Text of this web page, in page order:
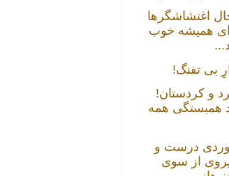
اغتشاشگرها
همیشه خوب
بی تفنگ!
و کردستان!
همبستگی همه
درست و
از سوی